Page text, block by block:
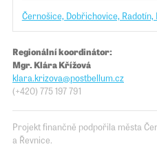
Černošice, Dobřichovice,
Regionální koordinátor:
Mgr. Klára Křížová
klara.krizova@​​postbellum.cz
(+420) 775 197 791
Projekt finančně podpořila města
a Řevnice.